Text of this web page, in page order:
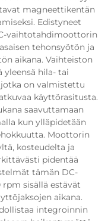
magneettikentän
Edistyneet
vaihtotahdimoottorin
tehonsyötön ja
aikana. Vaihteiston
hila- tai
on valmistettu
käyttörasitusta.
saavuttamaan
kun ylläpidetään
Moottorin
kosteudelta ja
pidentää
tämän DC-
sisällä estävät
aikana.
integroinnin